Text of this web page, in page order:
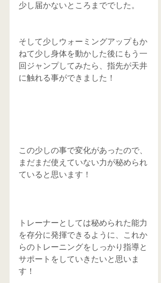
少し届かないところまででした。
そして少しウォーミングアップもか
ねて少し身体を動かした後にもう一
回ジャンプしてみたら、指先が天井
に触れる事ができました！
この少しの事で変化があったので、
まだまだ使えていない力が秘められ
ていると思います！
トレーナーとしては秘められた能力
を存分に発揮できるように、これか
らのトレーニングをしっかり指導と
サポートをしていきたいと思いま
す！